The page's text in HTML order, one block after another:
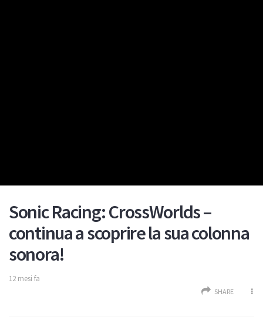
Sonic Racing: CrossWorlds –
continua a scoprire la sua colonna
sonora!
12 mesi fa
SHARE